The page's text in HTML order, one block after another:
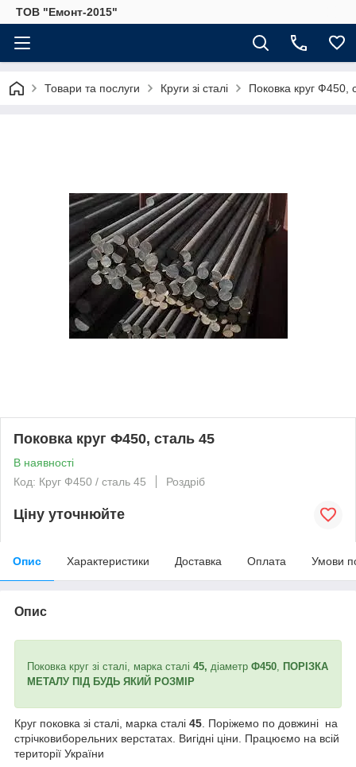
ТОВ "Емонт-2015"
Товари та послуги Круги зі сталі Поковка круг Ф450,
Поковка круг Ф450, сталь 45
В наявності
Код: Круг Ф450 / сталь 45
Роздріб
Ціну уточнюйте
Опис Характеристики Доставка Оплата Умови
Опис
Поковка круг зі сталі, марка сталі 45, діаметр Ф450
ПОРІЗКА
МЕТАЛУ ПІД БУДЬ ЯКИЙ РОЗМІР
Круг поковка зі сталі, марка сталі 45 . Поріжемо по довжині на
стрічковиборельних верстатах. Вигідні ціни. Працюємо на всій
території України